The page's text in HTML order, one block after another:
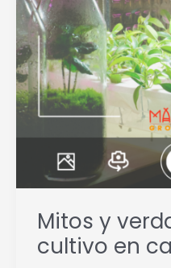
Mitos y
cultivo en
en
casa